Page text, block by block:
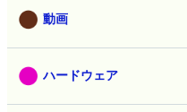
動画
ハードウェア